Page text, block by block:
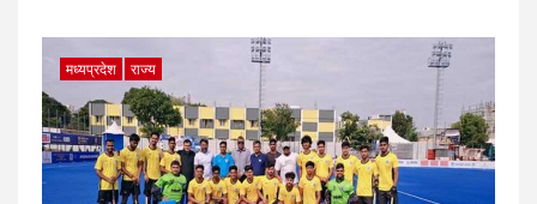
मध्यप्रदेश राज्य